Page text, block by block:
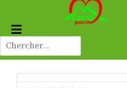
Dernier résultat